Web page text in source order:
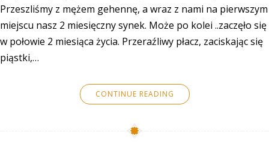
Przeszliśmy z mężem gehennę, a wraz z nami na pierwszym
miejscu nasz 2 miesięczny synek. Może po kolei ..zaczęło się
w połowie 2 miesiąca życia. Przeraźliwy płacz, zaciskając się
piąstki,…
CONTINUE READING